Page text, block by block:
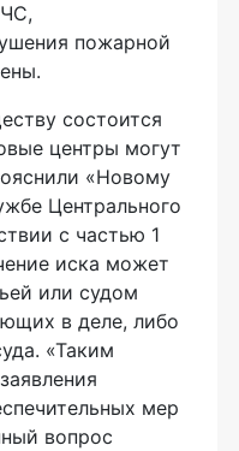
пожарной
состоится
центры могут
«Новому
Центрального
с частью 1
иска может
или судом
в деле, либо
«Таким
мер
вопрос